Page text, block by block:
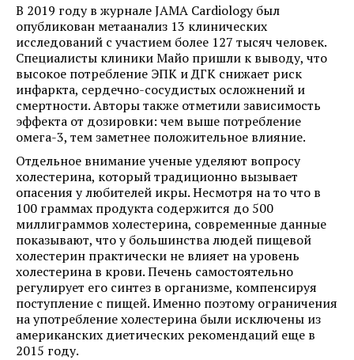
В 2019 году в журнале JAMA Cardiology был
опубликован метаанализ 13 клинических
исследований с участием более 127 тысяч человек.
Специалисты клиники Майо пришли к выводу, что
высокое потребление ЭПК и ДГК снижает риск
инфаркта, сердечно-сосудистых осложнений и
смертности. Авторы также отметили зависимость
эффекта от дозировки: чем выше потребление
омега-3, тем заметнее положительное влияние.
Отдельное внимание ученые уделяют вопросу
холестерина, который традиционно вызывает
опасения у любителей икры. Несмотря на то что в
100 граммах продукта содержится до 500
миллиграммов холестерина, современные данные
показывают, что у большинства людей пищевой
холестерин практически не влияет на уровень
холестерина в крови. Печень самостоятельно
регулирует его синтез в организме, компенсируя
поступление с пищей. Именно поэтому ограничения
на употребление холестерина были исключены из
американских диетических рекомендаций еще в
2015 году.